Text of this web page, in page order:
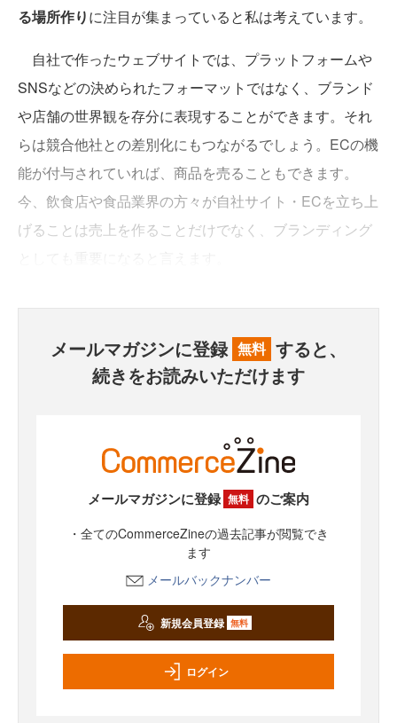
る場所作りに注目が集まっていると私は考えています。
自社で作ったウェブサイトでは、プラットフォームや
SNSなどの決められたフォーマットではなく、ブランド
や店舗の世界観を存分に表現することができます。それ
らは競合他社との差別化にもつながるでしょう。ECの機
能が付与されていれば、商品を売ることもできます。
今、飲食店や食品業界の方々が自社サイト・ECを立ち上
げることは売上を作ることだけでなく、ブランディング
メールマガジンに登録 無料 すると、
続きをお読みいただけます
メールマガジンに登録 無料 のご案内
・全てのCommerceZineの過去記事が閲覧でき
ます
メールバックナンバー
新規会員登録 無料
ログイン